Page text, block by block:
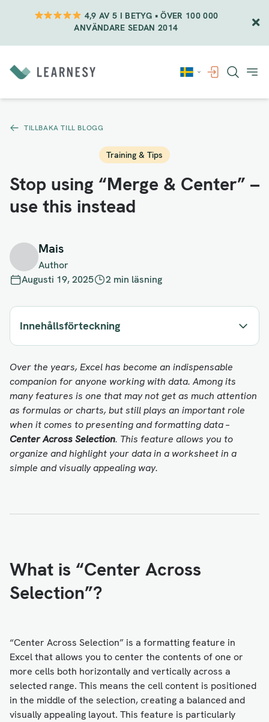
4,9 AV 5 I BETYG • ÖVER 100 000
ANVÄNDARE SEDAN 2014
till
innehåll
TILLBAKA TILL BLOGG
Training & Tips
Stop using “Merge & Center” –
use this instead
Mais
Author
Augusti 19, 2025
2 min läsning
Innehållsförteckning
Over the years, Excel has become an indispensable
companion for anyone working with data. Among its
many features is one that may not get as much attention
as formulas or charts, but still plays an important role
when it comes to presenting and formatting data –
Center Across Selection. This feature allows you to
organize and highlight your data in a worksheet in a
simple and visually appealing way.
What is “Center Across
Selection”?
“Center Across Selection” is a formatting feature in
Excel that allows you to center the contents of one or
more cells both horizontally and vertically across a
selected range. This means the cell content is positioned
in the middle of the selection, creating a balanced and
visually appealing layout. This feature is particularly